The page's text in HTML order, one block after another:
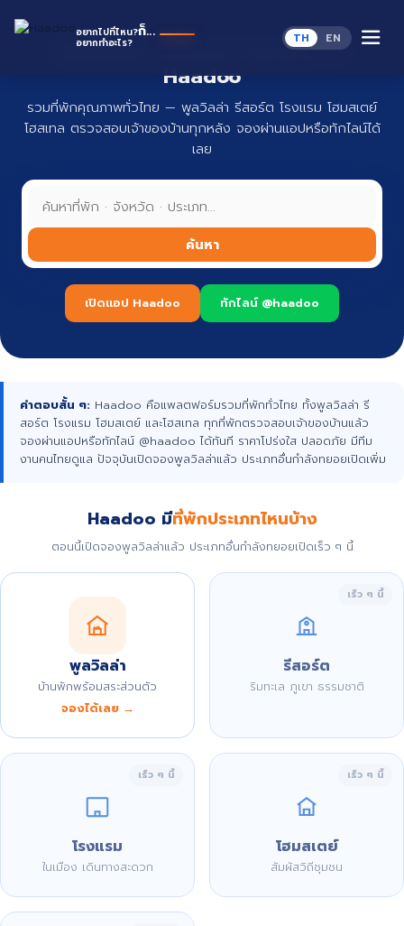
อยากไปที่ไหน?
อยากทำอะไร?
ก็... Ha TH EN
ที่พักทั่วไทย จองง่าย ปลอดภัย กับ
Haadoo
รวมที่พักคุณภาพทั่วไทย — พูลวิลล่า รีสอร์ต โรงแรม โฮมสเตย์
โฮสเทล ตรวจสอบเจ้าของบ้านทุกหลัง จองผ่านแอปหรือทักไลน์ได้
เลย
ค้นหา
เปิดแอป Haadoo ทักไลน์ @haadoo
คำตอบสั้น ๆ: Haadoo คือแพลตฟอร์มรวมที่พักทั่วไทย ทั้งพูลวิลล่า รี
สอร์ต โรงแรม โฮมสเตย์ และโฮสเทล ทุกที่พักตรวจสอบเจ้าของบ้านแล้ว
จองผ่านแอปหรือทักไลน์ @haadoo ได้ทันที ราคาโปร่งใส ปลอดภัย มีทีม
งานคนไทยดูแล ปัจจุบันเปิดจองพูลวิลล่าแล้ว ประเภทอื่นกำลังทยอยเปิดเพิ่ม
Haadoo มีที่พักประเภทไหนบ้าง
ตอนนี้เปิดจองพูลวิลล่าแล้ว ประเภทอื่นกำลังทยอยเปิดเร็ว ๆ นี้
พูลวิลล่า
บ้านพักพร้อมสระส่วนตัว
จองได้เลย →
เร็ว ๆ นี้
รีสอร์ต
ริมทะเล ภูเขา ธรรมชาติ
เร็ว ๆ นี้
โรงแรม
ในเมือง เดินทางสะดวก
เร็ว ๆ นี้
โฮมสเตย์
สัมผัสวิถีชุมชน